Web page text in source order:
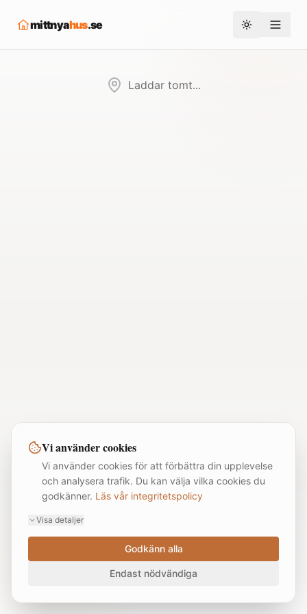
mittnyahus.se Toggle theme
Laddar tomt...
Vi använder cookies
Vi använder cookies för att förbättra din upplevelse
och analysera trafik. Du kan välja vilka cookies du
godkänner. Läs vår integritetspolicy
Visa detaljer
Godkänn alla
Endast nödvändiga